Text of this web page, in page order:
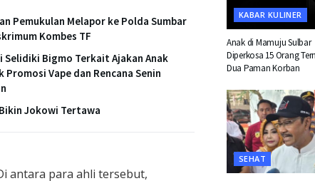
Pemukulan Melapor ke Polda Sumbar
Kombes TF
Selidiki Bigmo Terkait Ajakan Anak
Promosi Vape dan Rencana Senin
Jokowi Tertawa
antara para ahli tersebut,
KABAR KULINER
Anak di Mamuju Sulbar
Diperkosa 15 Orang
Dua Paman Korban
SEHAT